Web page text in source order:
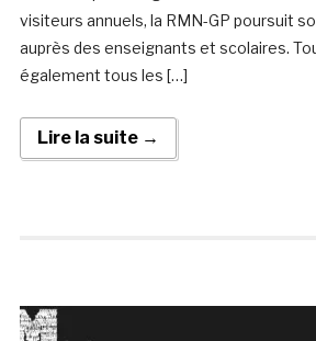
visiteurs annuels, la RMN-GP poursuit
auprès des enseignants et scolaires.
également tous les […]
Lire la suite →